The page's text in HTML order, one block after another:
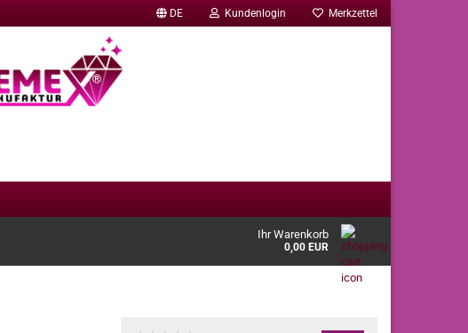
DE Kundenlogin Merkzettel
Ihr Warenkorb
0,00 EUR